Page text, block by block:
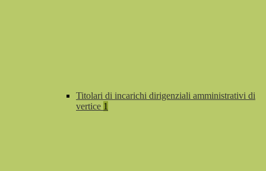
Titolari di incarichi dirigenziali amministrativi di
vertice 1